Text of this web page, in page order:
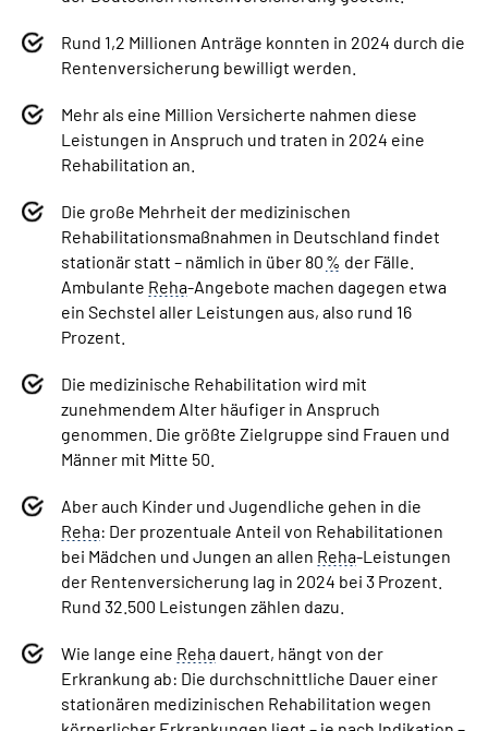
Rund 1,2­ Millionen Anträge konnten in 2024 durch die
Rentenversicherung bewilligt werden.
Mehr als eine Million Versicherte nahmen diese
Leistungen in Anspruch und traten in 2024 eine
Rehabilitation an.
Die große Mehrheit der medizinischen
Rehabilitationsmaßnahmen in Deutschland findet
stationär statt – nämlich in über 80 % der Fälle.
Ambulante Reha-Angebote machen dagegen etwa
ein Sechstel aller Leistungen aus, also rund 16
Prozent.
Die medizinische Rehabilitation wird mit
zunehmendem Alter häufiger in Anspruch
genommen. Die größte Zielgruppe sind Frauen und
Männer mit Mitte 50.
Aber auch Kinder und Jugendliche gehen in die
Reha: Der prozentuale Anteil von Rehabilitationen
bei Mädchen und Jungen an allen Reha-Leistungen
der Rentenversicherung lag in 2024 bei 3 Prozent.
Rund 32.500­ Leistungen zählen dazu.
Wie lange eine Reha dauert, hängt von der
Erkrankung ab: Die durchschnittliche Dauer einer
stationären medizinischen Rehabilitation wegen